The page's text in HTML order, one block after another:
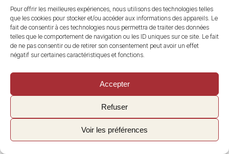
Pour offrir les meilleures expériences, nous utilisons des technologies telles
que les cookies pour stocker et/ou accéder aux informations des appareils. Le
fait de consentir à ces technologies nous permettra de traiter des données
telles que le comportement de navigation ou les ID uniques sur ce site. Le fait
de ne pas consentir ou de retirer son consentement peut avoir un effet
négatif sur certaines caractéristiques et fonctions.
Accepter
Refuser
Voir les préférences
épices ;
notes animales.
Il n’existe donc pas un seul stade idéal pour un
préférences du dégustateur.